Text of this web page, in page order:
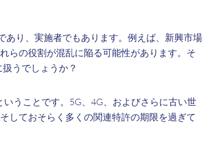
あり、実施者でもあります。例えば、新興市場
らの役割が混乱に陥る可能性があります。そ
うでしょうか？
うことです。5G、4G、およびさらに古い世
しておそらく多くの関連特許の期限を過ぎて